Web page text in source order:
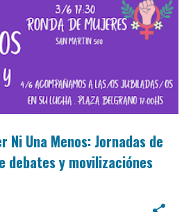
Ni Una Menos: Jornadas de
debates y movilizaciónes